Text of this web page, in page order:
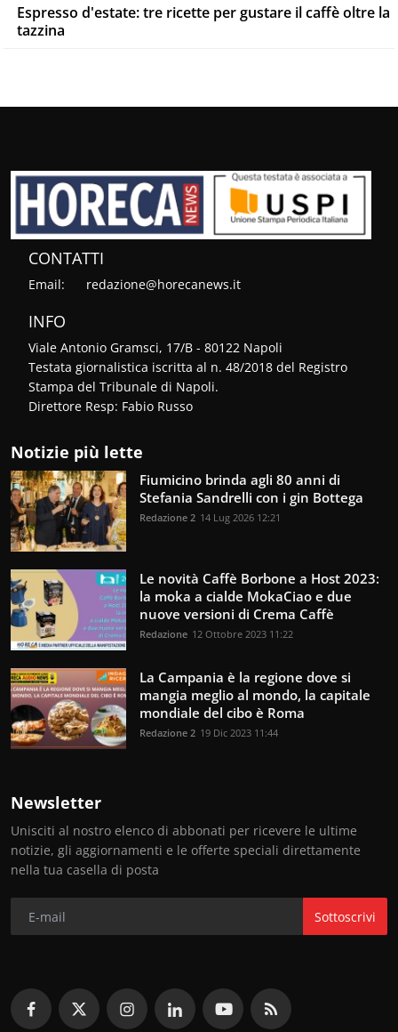
Espresso d'estate: tre ricette per gustare il caffè oltre la
tazzina
CONTATTI
Email: redazione@horecanews.it
INFO
Viale Antonio Gramsci, 17/B - 80122 Napoli
Testata giornalistica iscritta al n. 48/2018 del Registro
Stampa del Tribunale di Napoli.
Direttore Resp: Fabio Russo
Notizie più lette
Fiumicino brinda agli 80 anni di
Stefania Sandrelli con i gin Bottega
Redazione 2 14 Lug 2026 12:21
Le novità Caffè Borbone a Host 2023:
la moka a cialde MokaCiao e due
nuove versioni di Crema Caffè
Redazione 12 Ottobre 2023 11:22
La Campania è la regione dove si
mangia meglio al mondo, la capitale
mondiale del cibo è Roma
Redazione 2 19 Dic 2023 11:44
Newsletter
Unisciti al nostro elenco di abbonati per ricevere le ultime
notizie, gli aggiornamenti e le offerte speciali direttamente
nella tua casella di posta
Sottoscrivi